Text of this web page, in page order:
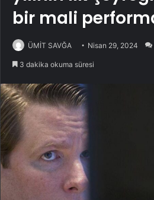
bir mali
ÜMİT SAVĞA Nisan 29, 2024
3 dakika okuma süresi